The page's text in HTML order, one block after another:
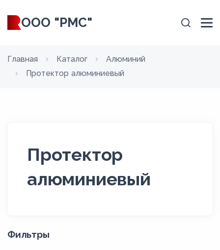
ООО "РМС"
Главная Каталог
Алюминий
Протектор алюминиевый
Протектор
алюминиевый
Фильтры